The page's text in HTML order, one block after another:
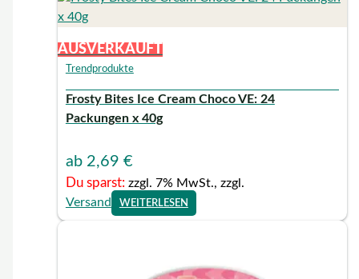
AUSVERKAUFT
Trendprodukte
Frosty Bites Ice Cream Choco VE: 24
Packungen x 40g
ab 2,69 €
Du sparst: zzgl. 7% MwSt., zzgl.
Versand
WEITERLESEN